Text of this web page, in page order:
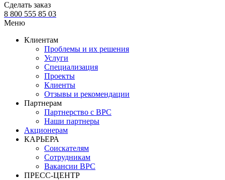
Сделать заказ
8 800 555 85 03
Меню
Клиентам
Проблемы и их решения
Услуги
Специализация
Проекты
Клиенты
Отзывы и рекомендации
Партнерам
Партнерство с BPC
Наши партнеры
Акционерам
КАРЬЕРА
Соискателям
Сотрудникам
Вакансии BPC
ПРЕСС-ЦЕНТР